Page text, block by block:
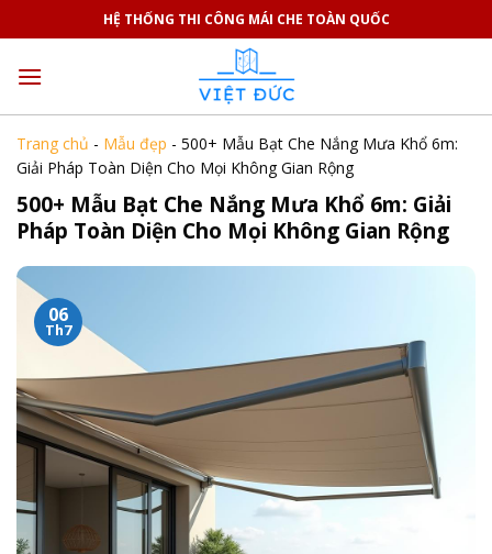
to
content
HỆ THỐNG THI CÔNG MÁI CHE TOÀN QUỐC
Trang chủ - Mẫu đẹp - 500+ Mẫu Bạt Che Nắng Mưa Khổ 6m:
Giải Pháp Toàn Diện Cho Mọi Không Gian Rộng
500+ Mẫu Bạt Che Nắng Mưa Khổ 6m: Giải
Pháp Toàn Diện Cho Mọi Không Gian Rộng
06
Th7